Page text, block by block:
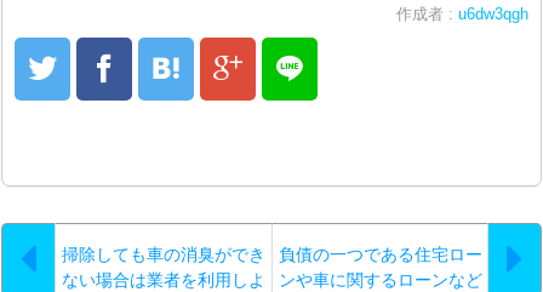
作成者 : u6dw3qgh
掃除しても車の消臭ができ
ない場合は業者を利用しよ
負債の一つである住宅ロー
ンや車に関するローンなど